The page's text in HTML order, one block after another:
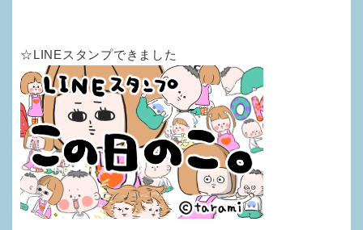
☆LINEスタンプできました